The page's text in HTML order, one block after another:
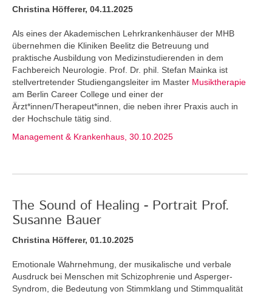
Christina Höfferer, 04.11.2025
Als eines der Akademischen Lehrkrankenhäuser der MHB
übernehmen die Kliniken Beelitz die Betreuung und
praktische Ausbildung von Medizinstudierenden in dem
Fachbereich Neurologie. Prof. Dr. phil. Stefan Mainka ist
stellvertretender Studiengangsleiter im Master Musiktherapie
am Berlin Career College und einer der
Ärzt*innen/Therapeut*innen, die neben ihrer Praxis auch in
der Hochschule tätig sind.
Management & Krankenhaus, 30.10.2025
The Sound of Healing - Portrait Prof.
Susanne Bauer
Christina Höfferer, 01.10.2025
Emotionale Wahrnehmung, der musikalische und verbale
Ausdruck bei Menschen mit Schizophrenie und Asperger-
Syndrom, die Bedeutung von Stimmklang und Stimmqualität